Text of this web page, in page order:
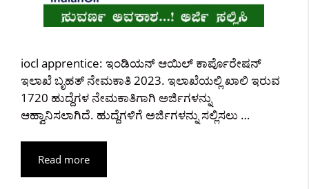
iocl apprentice: ಇಂಡಿಯನ್ ಆಯಿಲ್ ಕಾರ್ಪೊರೇಷನ್
ಇಲಾಖೆ ಬೃಹತ್ ನೇಮಕಾತಿ 2023. ಇಲಾಖೆಯಲ್ಲಿ ಖಾಲಿ ಇರುವ
1720 ಹುದ್ದೆಗಳ ನೇಮಕಾತಿಗಾಗಿ ಅರ್ಜಿಗಳನ್ನು
ಆಹ್ವಾನಿಸಲಾಗಿದೆ. ಹುದ್ದೆಗಳಿಗೆ ಅರ್ಜಿಗಳನ್ನು ಸಲ್ಲಿಸಲು …
Read more